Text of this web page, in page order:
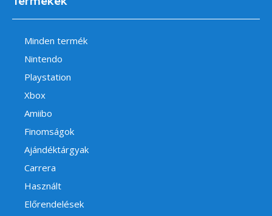
Minden termék
Nintendo
Playstation
Xbox
Amiibo
Finomságok
Ajándéktárgyak
Carrera
Használt
Előrendelések